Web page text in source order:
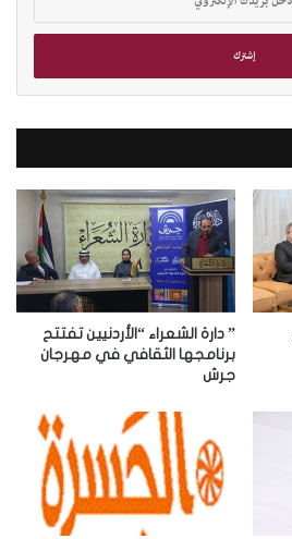
” دارة الشعراء “الأردنيين تفتتح
برنامجها الثقافي في مهرجان
جرش